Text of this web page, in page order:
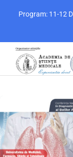
content
Program: 11-12
Program